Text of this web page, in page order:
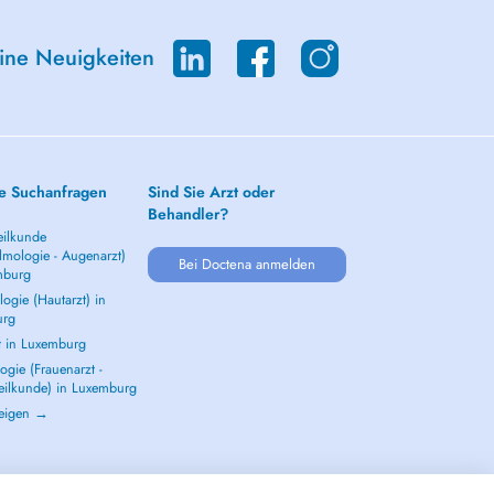
Neuigkeiten
Suchanfragen
- Augenarzt)
(Hautarzt) in
in Luxemburg
(Frauenarzt -
in Luxemburg
→
Sind Sie Arzt oder
Behandler?
Bei Doctena anmelden